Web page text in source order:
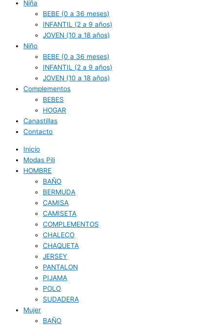
Niña
BEBE (0 a 36 meses)
INFANTIL (2 a 9 años)
JOVEN (10 a 18 años)
Niño
BEBE (0 a 36 meses)
INFANTIL (2 a 9 años)
JOVEN (10 a 18 años)
Complementos
BEBES
HOGAR
Canastillas
Contacto
Inicio
Modas Pili
HOMBRE
BAÑO
BERMUDA
CAMISA
CAMISETA
COMPLEMENTOS
CHALECO
CHAQUETA
JERSEY
PANTALON
PIJAMA
POLO
SUDADERA
Mujer
BAÑO